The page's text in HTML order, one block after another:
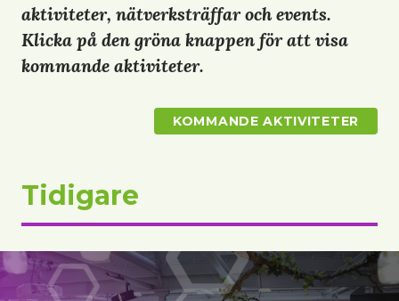
aktiviteter, nätverksträffar och events.
Klicka på den gröna knappen för att visa
kommande aktiviteter.
KOMMANDE AKTIVITETER
Tidigare